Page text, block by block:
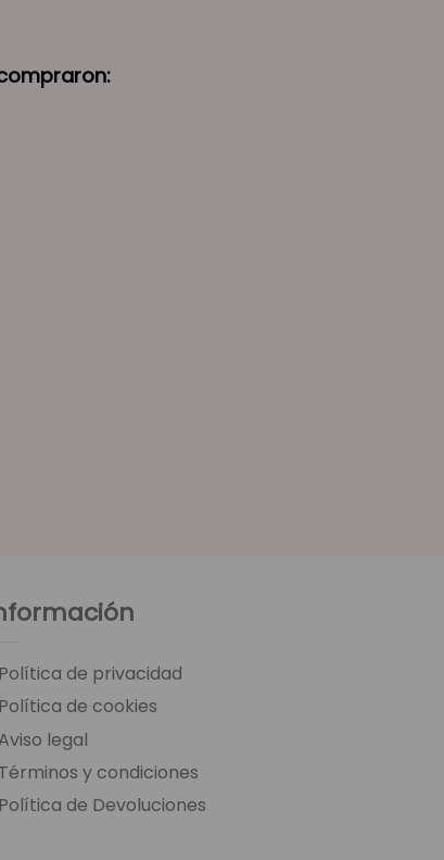
Política de privacidad
Política de cookies
Aviso legal
Términos y condiciones
Política de Devoluciones